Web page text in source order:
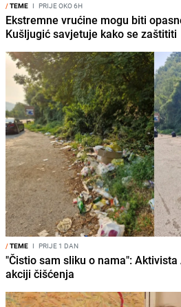
/TEME I PRIJE OKO 6H
Ekstremne vrućine mogu biti
Kušljugić savjetuje kako se zaštititi
/TEME I PRIJE 1 DAN
"Čistio sam sliku o nama":
akciji čišćenja